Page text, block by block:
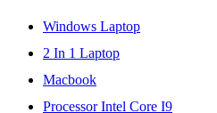
Windows Laptop
2 In 1 Laptop
Macbook
Processor Intel Core I9